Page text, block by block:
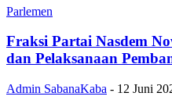
Parlemen
Fraksi Partai Nasdem
dan Pelaksanaan
Admin SabanaKaba - 12 Juni